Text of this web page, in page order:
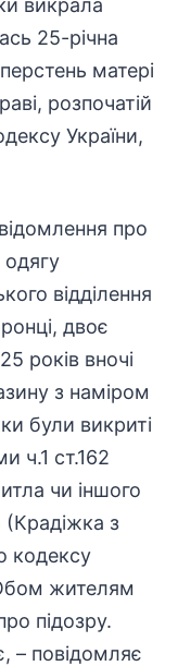
викрала
25-річна
матері
розпочатій
України,
про
одягу
відділення
двоє
років вночі
з наміром
були викриті
ч.1 ст.162
чи іншого
(Крадіжка з
кодексу
жителям
підозру.
– повідомляє